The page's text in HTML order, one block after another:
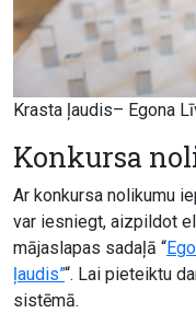
Krasta ļaudis– Egona
Konkursa
Ar konkursa nolikumu
var iesniegt, aizpildot
mājaslapas sadaļā “
ļaudis”“. Lai pieteiktu
sistēmā.